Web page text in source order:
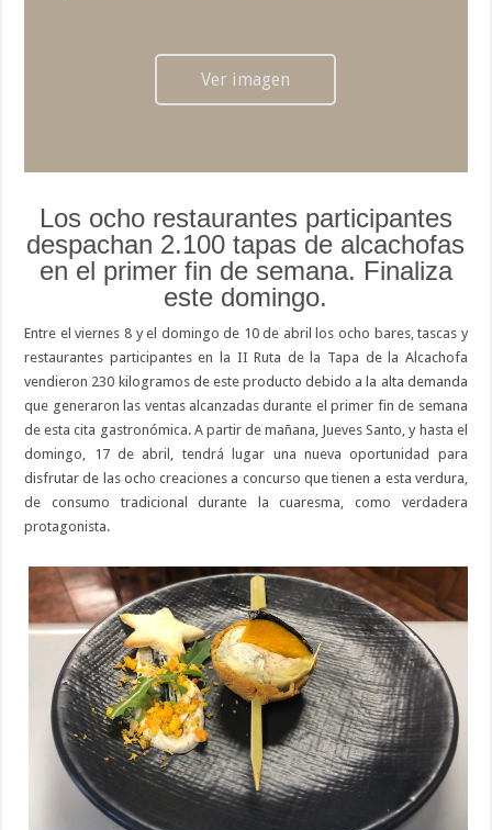
Ver imagen
Los ocho restaurantes participantes
despachan 2.100 tapas de alcachofas
en el primer fin de semana. Finaliza
este domingo.
Entre el viernes 8 y el domingo de 10 de abril los ocho bares, tascas y
restaurantes participantes en la II Ruta de la Tapa de la Alcachofa
vendieron 230 kilogramos de este producto debido a la alta demanda
que generaron las ventas alcanzadas durante el primer fin de semana
de esta cita gastronómica. A partir de mañana, Jueves Santo, y hasta el
domingo, 17 de abril, tendrá lugar una nueva oportunidad para
disfrutar de las ocho creaciones a concurso que tienen a esta verdura,
de consumo tradicional durante la cuaresma, como verdadera
protagonista.